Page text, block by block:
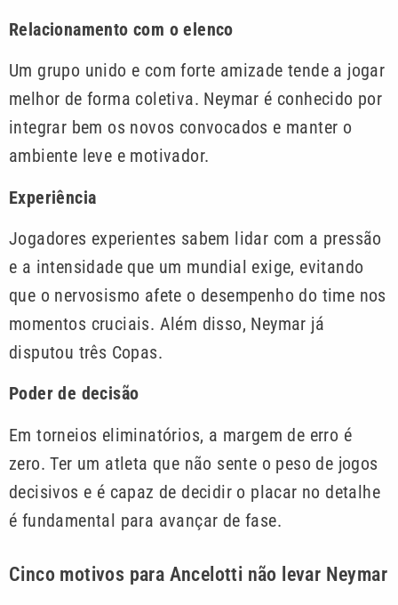
Relacionamento com o elenco
Um grupo unido e com forte amizade tende a jogar
melhor de forma coletiva. Neymar é conhecido por
integrar bem os novos convocados e manter o
ambiente leve e motivador.
Experiência
Jogadores experientes sabem lidar com a pressão
e a intensidade que um mundial exige, evitando
que o nervosismo afete o desempenho do time nos
momentos cruciais. Além disso, Neymar já
disputou três Copas.
Poder de decisão
Em torneios eliminatórios, a margem de erro é
zero. Ter um atleta que não sente o peso de jogos
decisivos e é capaz de decidir o placar no detalhe
é fundamental para avançar de fase.
Cinco motivos para Ancelotti não levar Neymar